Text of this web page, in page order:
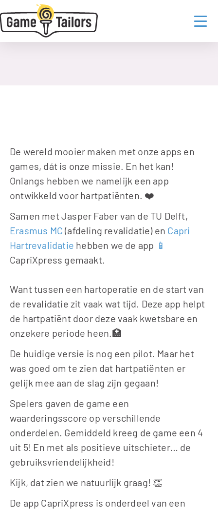
De wereld mooier maken met onze apps en
games, dát is onze missie. En het kan!
Onlangs hebben we namelijk een app
ontwikkeld voor hartpatiënten. ❤️
Erasmus MC (afdeling revalidatie) en Capri
Hartrevalidatie hebben we de app 📱
CapriXpress gemaakt.
Want tussen een hartoperatie en de start van
de revalidatie zit vaak wat tijd. Deze app helpt
de hartpatiënt door deze vaak kwetsbare en
onzekere periode heen.🏥
De huidige versie is nog een pilot. Maar het
was goed om te zien dat hartpatiënten er
gelijk mee aan de slag zijn gegaan!
Spelers gaven de game een
waarderingsscore op verschillende
onderdelen. Gemiddeld kreeg de game een 4
uit 5! En met als positieve uitschieter… de
gebruiksvriendelijkheid!
Kijk, dat zien we natuurlijk graag! 👏
De app CapriXpress is onderdeel van een